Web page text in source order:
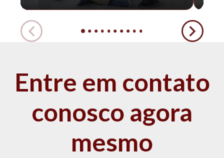
Entre em contato
conosco agora
mesmo